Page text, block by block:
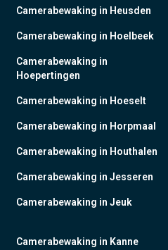
Camerabewaking in Heusden
Camerabewaking in Hoelbeek
Camerabewaking in
Hoepertingen
Camerabewaking in Hoeselt
Camerabewaking in Horpmaal
Camerabewaking in Houthalen
Camerabewaking in Jesseren
Camerabewaking in Jeuk
Camerabewaking in Kanne